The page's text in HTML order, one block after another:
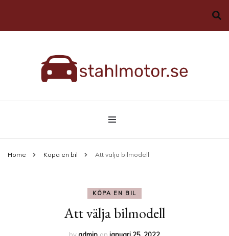
stahlmotor.se
Home Köpa en bil Att välja bilmodell
KÖPA EN BIL
Att välja bilmodell